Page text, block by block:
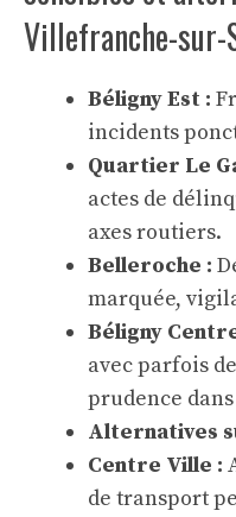
Villefranche-sur-
Béligny Est :
incidents
Quartier Le
actes de
axes routiers.
Belleroche :
marquée,
Béligny
avec parfois
prudence
Alternatives
Centre Ville :
de transport